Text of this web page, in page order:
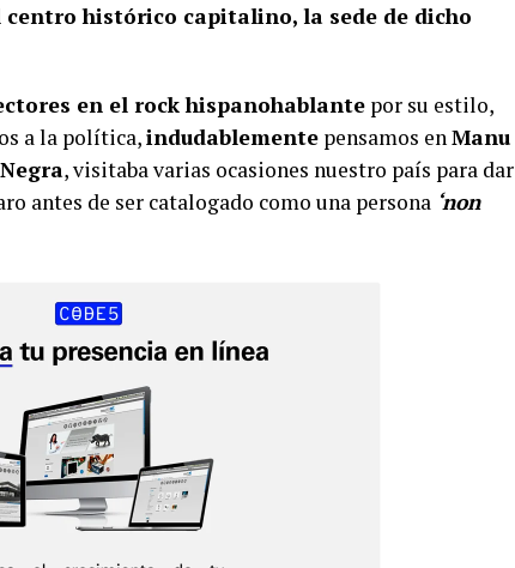
histórico capitalino, la sede de dicho
en el rock hispanohablante por su estilo,
a la política,indudablemente pensamos enManu
, visitaba varias ocasiones nuestro país para dar
antes de ser catalogado como una persona ‘non